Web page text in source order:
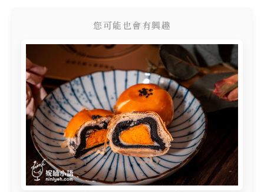
您可能也會有興趣